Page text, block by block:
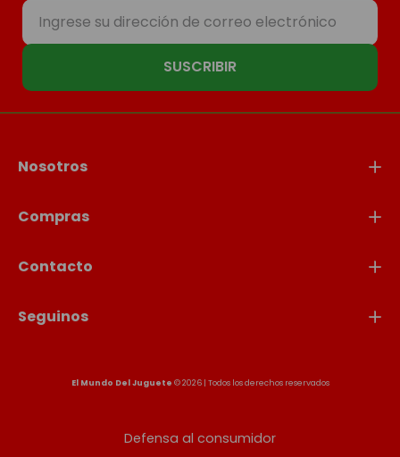
SUSCRIBIR
Nosotros
Compras
Contacto
Seguinos
El Mundo Del Juguete © 2026 | Todos los derechos reservados
Defensa al consumidor